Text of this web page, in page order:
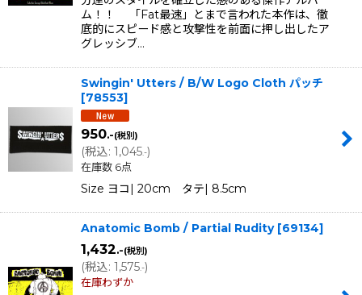
ム！！ 「Fat最速」とまで言われた本作は、徹
底的にスピード感と攻撃性を前面に押し出したア
グレッシブ…
Swingin' Utters / B/W Logo Cloth パッチ
[78553]
950.-(税別)
(税込: 1,045.-)
在庫数 6点
Size ヨコ| 20cm タテ| 8.5cm
Anatomic Bomb / Partial Rudity [69134]
1,432.-(税別)
(税込: 1,575.-)
在庫わずか